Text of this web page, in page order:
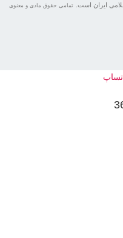
ايران است. تمامی حقوق مادی و معنوی